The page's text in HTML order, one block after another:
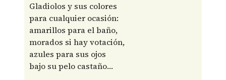
Gladiolos y sus colores
para cualquier ocasión:
amarillos para el baño,
morados si hay votación,
azules para sus ojos
bajo su pelo castaño…